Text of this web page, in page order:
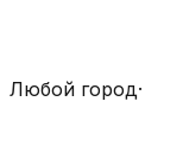
Любой город·